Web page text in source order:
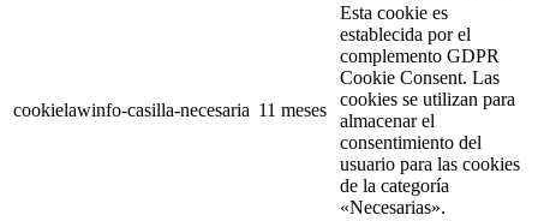
cookielawinfo-casilla-necesaria 11 meses
Esta cookie es
establecida por el
complemento GDPR
Cookie Consent. Las
cookies se utilizan para
almacenar el
consentimiento del
usuario para las cookies
de la categoría
«Necesarias».